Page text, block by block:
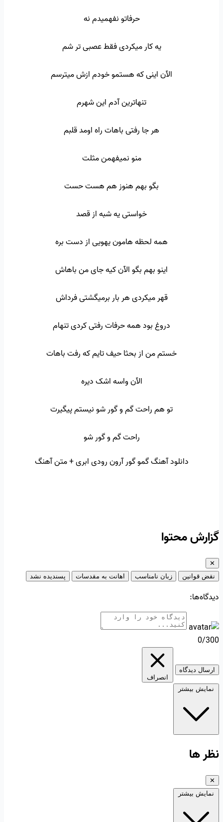
حرفاتو نفهمیدم نه
یه کار میکردی فقط عصبی تر شم
الآن اینی که هستمو خودم ازش میترسم
تنهاترین آدم این شهرم
هر جا رفتی باهات راه اومد قلبم
منو نمیفهمن مثلت
بگو بهم هنوز هم هست حست
خواستی یه شبه از قصد
همه لحظه هامون یهویی از دست بره
اینو بهم بگو الآن کیه جای من باهاش
قهر میکردی هر بار برمیگشتی فرداش
دروغ بود همه حرفات رفتی کردی تنهام
خستم من از بحثا حیف تایم که رفت باهات
الآن واسه اشک دیره
تو هم راحت گم و گور شو نیستم پیگیرت
راحت گم و گور شو
دانلود آهنگ گمو گور آرون رودی ابری + متن آهنگ
گزارش محتوا
✕
نقض قوانین
زبان نامناسب اهانت به مقدسات پسندیده نشد
دیدگاه‌ها:
0/300
ارسال دیدگاه
انصراف
نمایش بیشتر
نظر ها
✕
نمایش بیشتر